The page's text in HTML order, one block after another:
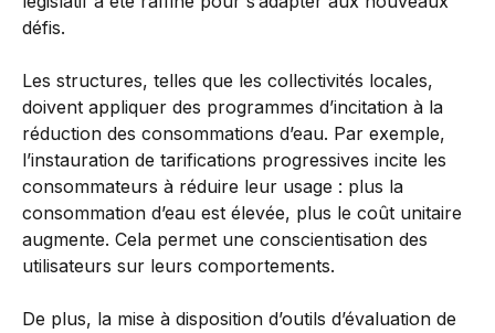
défis.
Les structures, telles que les collectivités locales,
doivent appliquer des programmes d’incitation à la
réduction des consommations d’eau. Par exemple,
l’instauration de tarifications progressives incite les
consommateurs à réduire leur usage : plus la
consommation d’eau est élevée, plus le coût unitaire
augmente. Cela permet une conscientisation des
utilisateurs sur leurs comportements.
De plus, la mise à disposition d’outils d’évaluation de